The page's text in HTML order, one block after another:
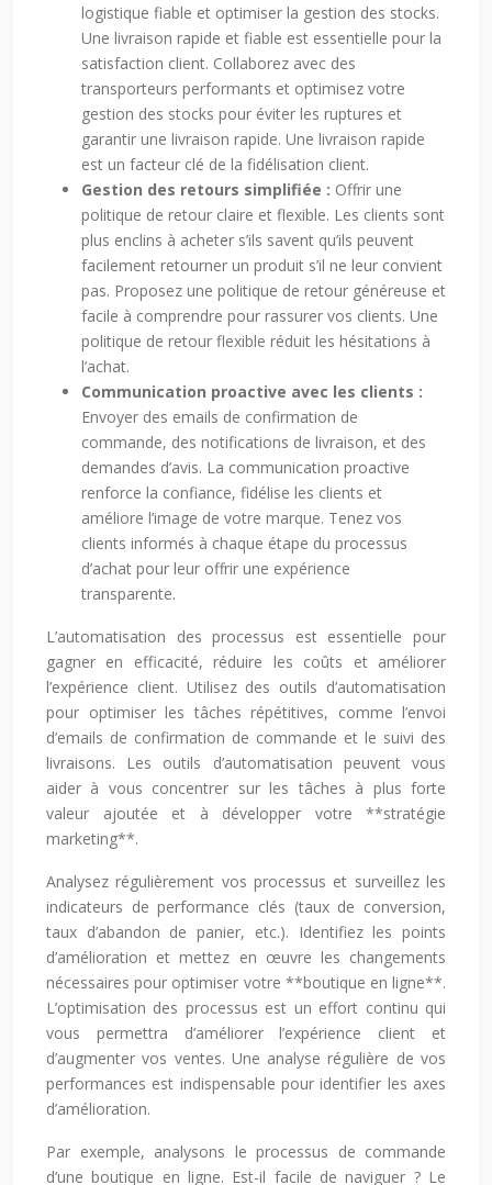
logistique fiable et optimiser la gestion des stocks.
Une livraison rapide et fiable est essentielle pour la
satisfaction client. Collaborez avec des
transporteurs performants et optimisez votre
gestion des stocks pour éviter les ruptures et
garantir une livraison rapide. Une livraison rapide
est un facteur clé de la fidélisation client.
Gestion des retours simplifiée : Offrir une
politique de retour claire et flexible. Les clients sont
plus enclins à acheter s’ils savent qu’ils peuvent
facilement retourner un produit s’il ne leur convient
pas. Proposez une politique de retour généreuse et
facile à comprendre pour rassurer vos clients. Une
politique de retour flexible réduit les hésitations à
l’achat.
Communication proactive avec les clients :
Envoyer des emails de confirmation de
commande, des notifications de livraison, et des
demandes d’avis. La communication proactive
renforce la confiance, fidélise les clients et
améliore l’image de votre marque. Tenez vos
clients informés à chaque étape du processus
d’achat pour leur offrir une expérience
transparente.
L’automatisation des processus est essentielle pour
gagner en efficacité, réduire les coûts et améliorer
l’expérience client. Utilisez des outils d’automatisation
pour optimiser les tâches répétitives, comme l’envoi
d’emails de confirmation de commande et le suivi des
livraisons. Les outils d’automatisation peuvent vous
aider à vous concentrer sur les tâches à plus forte
valeur ajoutée et à développer votre **stratégie
marketing**.
Analysez régulièrement vos processus et surveillez les
indicateurs de performance clés (taux de conversion,
taux d’abandon de panier, etc.). Identifiez les points
d’amélioration et mettez en œuvre les changements
nécessaires pour optimiser votre **boutique en ligne**.
L’optimisation des processus est un effort continu qui
vous permettra d’améliorer l’expérience client et
d’augmenter vos ventes. Une analyse régulière de vos
performances est indispensable pour identifier les axes
d’amélioration.
Par exemple, analysons le processus de commande
d’une boutique en ligne. Est-il facile de naviguer ? Le